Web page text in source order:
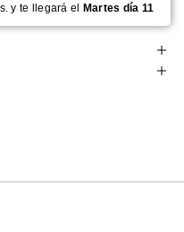
y te llegará el Martes día 11